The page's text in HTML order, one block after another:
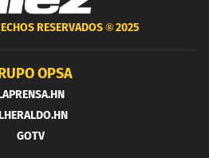
RESERVADOS ®2025
OPSA
GOTV